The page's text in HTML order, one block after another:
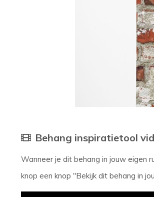
Behang inspiratietool
Wanneer je dit behang in jouw eigen
knop een knop "Bekijk dit behang in